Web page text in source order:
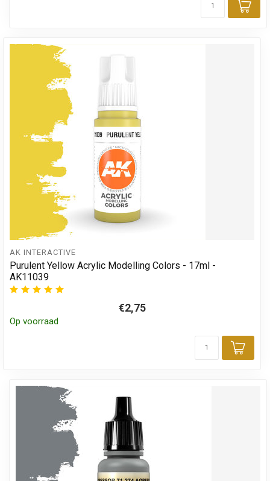
AK INTERACTIVE
Purulent Yellow Acrylic Modelling Colors - 17ml -
AK11039
€2,75
Op voorraad